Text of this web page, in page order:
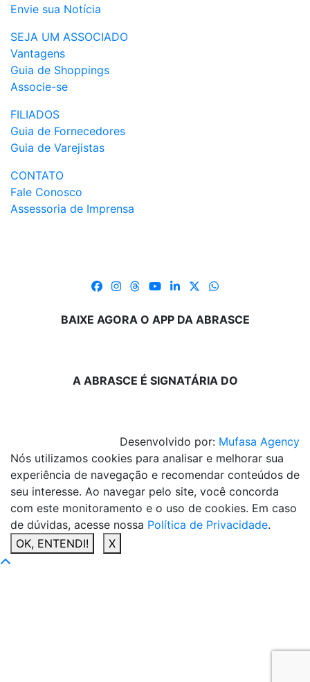
Envie sua Notícia
SEJA UM ASSOCIADO
Vantagens
Guia de Shoppings
Associe-se
FILIADOS
Guia de Fornecedores
Guia de Varejistas
CONTATO
Fale Conosco
Assessoria de Imprensa
BAIXE AGORA O APP DA ABRASCE
A ABRASCE É SIGNATÁRIA DO
Desenvolvido por: Mufasa Agency
Nós utilizamos cookies para analisar e melhorar sua
experiência de navegação e recomendar conteúdos de
seu interesse. Ao navegar pelo site, você concorda
com este monitoramento e o uso de cookies. Em caso
de dúvidas, acesse nossa Política de Privacidade.
OK, ENTENDI!
X